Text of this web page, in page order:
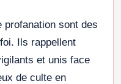
sont des
Ils rappellent
et unis face
de culte en